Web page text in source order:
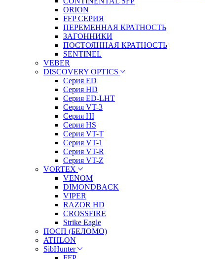
ORION
FFP СЕРИЯ
ПЕРЕМЕННАЯ КРАТНОСТЬ
ЗАГОННИКИ
ПОСТОЯННАЯ КРАТНОСТЬ
SENTINEL
VEBER
DISCOVERY OPTICS
Серия ED
Серия HD
Серия ED-LHT
Серия VT-3
Серия HI
Серия HS
Серия VT-T
Серия VT-1
Серия VT-R
Серия VT-Z
VORTEX
VENOM
DIMONDBACK
VIPER
RAZOR HD
CROSSFIRE
Strike Eagle
ПОСП (БЕЛОМО)
ATHLON
SibHunter